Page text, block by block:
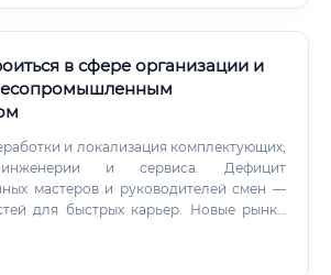
в сфере организации и
и локализация комплектующих;
и сервиса. Дефицит
мастеров и руководителей смен —
для быстрых карьер. Новые рынки